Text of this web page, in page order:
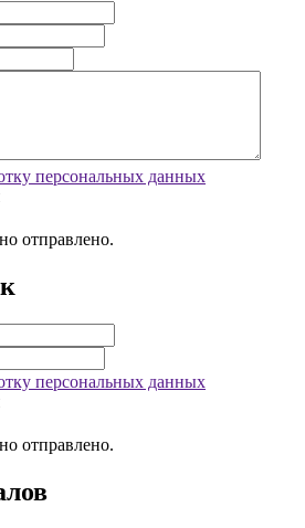
персональных данных
отправлено.
персональных данных
отправлено.